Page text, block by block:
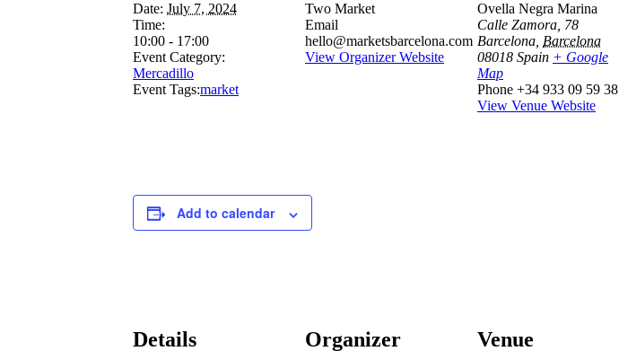
Date: July 7, 2024
Time:
10:00 - 17:00
Event Category:
Mercadillo
Event Tags:market
Two Market
Email
hello@marketsbarcelona.com
View Organizer Website
Ovella Negra Marina
Calle Zamora, 78
Barcelona Barcelona
08018 Spain + Google
Map
Phone +34 933 09 59 38
View Venue Website
Add to calendar
Details Organizer Venue